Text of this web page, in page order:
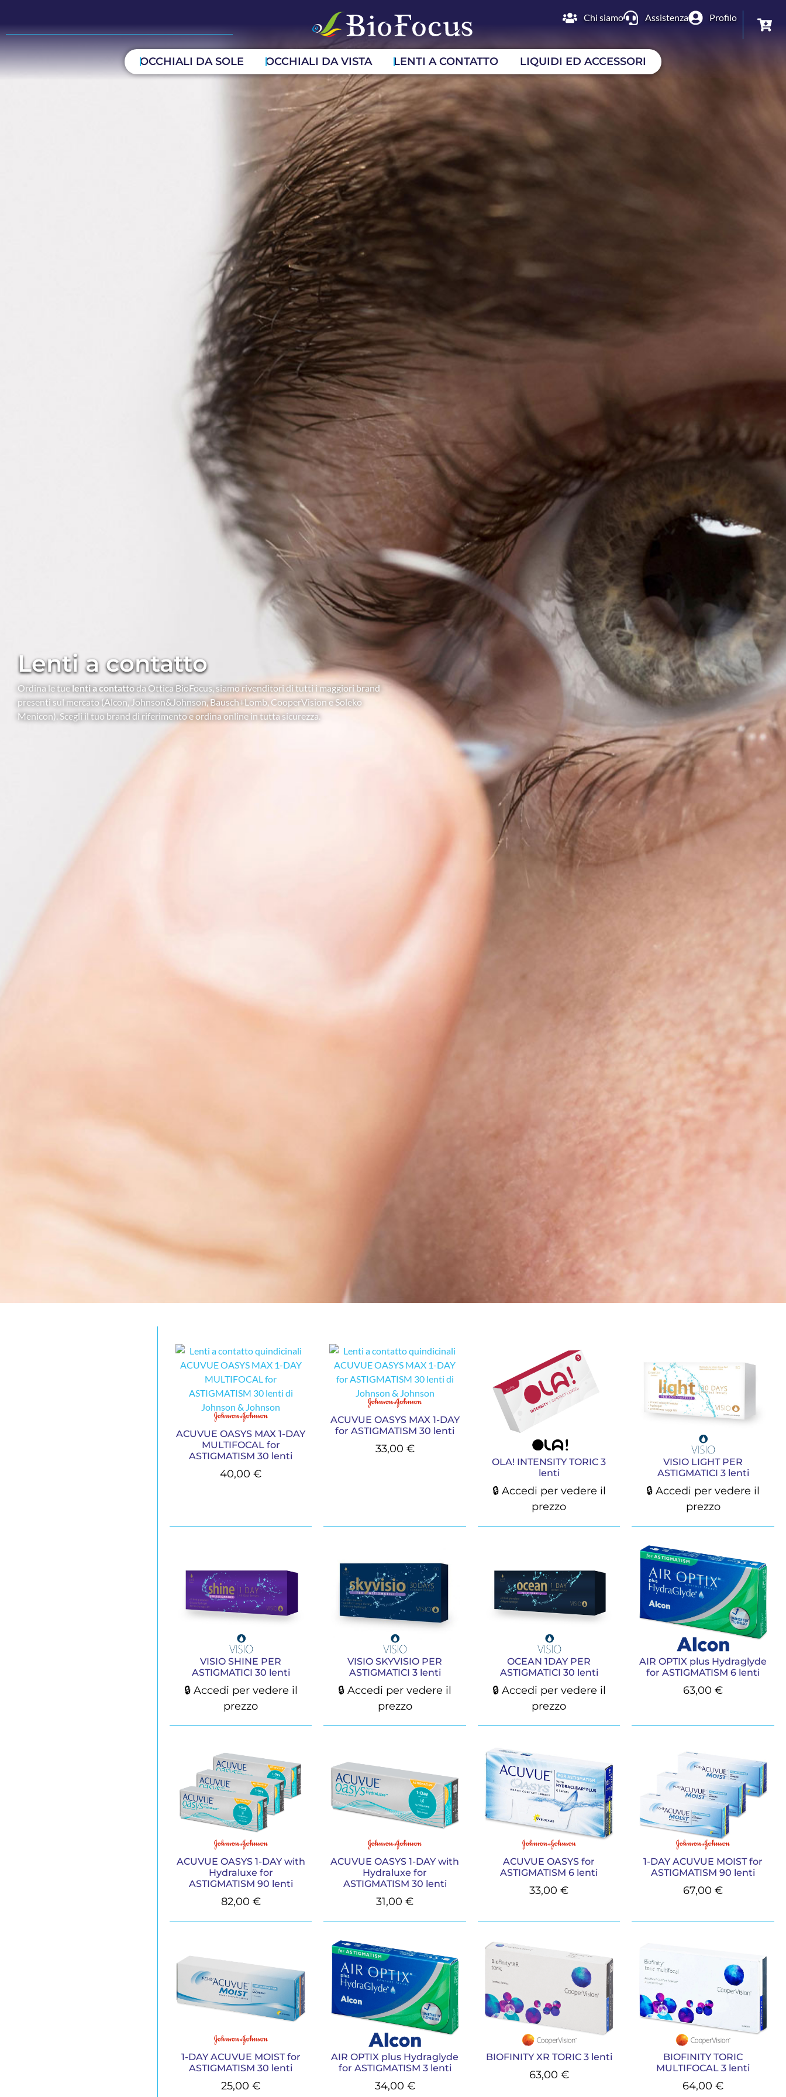
Chi siamo Assistenza Profilo
OCCHIALI DA SOLE OCCHIALI DA VISTA LENTI A CONTATTO LIQUIDI ED ACCESSORI
Lenti a contatto
Ordina le tuelenti a contattoda Ottica BioFocus, siamo rivenditori di tutti i maggiori brand
presenti sul mercato (Alcon, Johnson&Johnson, Bausch+Lomb, CooperVision e Soleko
Menicon). Scegli il tuo brand di riferimento e ordina online in tutta sicurezza.
ACUVUE OASYS MAX 1-DAY
MULTIFOCAL for
ASTIGMATISM 30 lenti
40,00€
ACUVUE OASYS MAX 1-DAY
for ASTIGMATISM 30 lenti
33,00 €
OLA! INTENSITY TORIC 3
lenti
🔒 Accedi per vedere il
prezzo
VISIO LIGHT PER
ASTIGMATICI 3 lenti
🔒 Accedi per vedere il
prezzo
VISIO SHINE PER
ASTIGMATICI 30 lenti
🔒 Accedi per vedere il
prezzo
VISIO SKYVISIO PER
ASTIGMATICI 3 lenti
🔒 Accedi per vedere il
prezzo
OCEAN 1DAY PER
ASTIGMATICI 30 lenti
🔒 Accedi per vedere il
prezzo
AIR OPTIX plus Hydraglyde
for ASTIGMATISM 6 lenti
63,00€
ACUVUE OASYS 1-DAY with
Hydraluxe for
ASTIGMATISM 90 lenti
82,00 €
ACUVUE OASYS 1-DAY with
Hydraluxe for
ASTIGMATISM 30 lenti
31,00€
ACUVUE OASYS for
ASTIGMATISM 6 lenti
33,00€
1-DAY ACUVUE MOIST for
ASTIGMATISM 90 lenti
67,00€
1-DAY ACUVUE MOIST for
ASTIGMATISM 30 lenti
25,00€
AIR OPTIX plus Hydraglyde
for ASTIGMATISM 3 lenti
34,00 €
BIOFINITY XR TORIC 3 lenti
63,00 €
BIOFINITY TORIC
MULTIFOCAL 3 lenti
64,00€